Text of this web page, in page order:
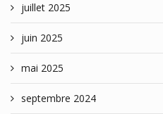
juillet 2025
juin 2025
mai 2025
septembre 2024